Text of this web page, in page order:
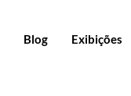
Blog Exibições